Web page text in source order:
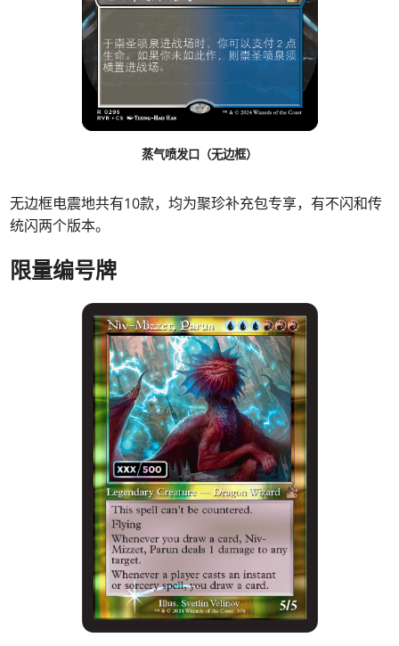
蒸气喷发口（无边框）
无边框电震地共有10款，均为聚珍补充包专享，有不闪和传
统闪两个版本。
限量编号牌